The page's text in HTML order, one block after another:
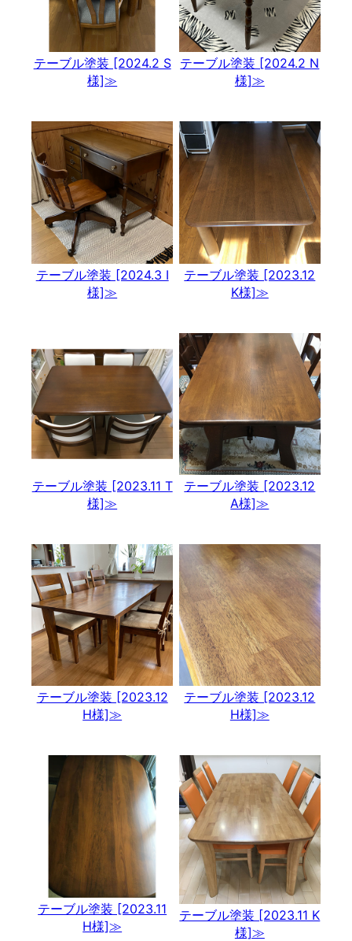
テーブル塗装 [2024.2 S
様]≫
テーブル塗装 [2024.2 N
様]≫
テーブル塗装 [2024.3 I
様]≫
テーブル塗装 [2023.12
K様]≫
テーブル塗装 [2023.11 T
様]≫
テーブル塗装 [2023.12
A様]≫
テーブル塗装 [2023.12
H様]≫
テーブル塗装 [2023.12
H様]≫
テーブル塗装 [2023.11
H様]≫
テーブル塗装 [2023.11 K
様]≫